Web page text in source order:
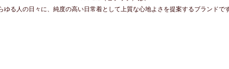
ゆる人の日々に、純度の高い日常着として上質な心地よさを提案するブランドで